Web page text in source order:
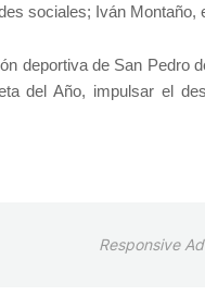
sociales; Iván
deportiva de San
del Año, impulsar el
Responsive